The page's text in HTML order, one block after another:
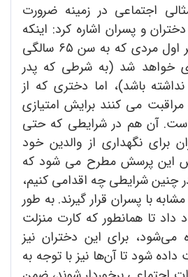
اجتماعی در زمینه ضرورت
و پسران اشاره کرد: اینکه
طبق قانون کشور پسر اول مردی که به سن ۶۵ سالگی
خواهد شد (به شرطی که پدر
نداشته باشد)، اما دختری که از
می کنند برایش امتیازی
است. آن هم در شرایطی که حتی
برای نگهداری از والدین خود
این پرسش مطرح می شود که
در چنین شرایطی چه اقدامی کنیم،
با پسران قرار گیرند. به طور
داد تا همانطور که کارت منزلت
می‌شود، برای این دختران نیز
شود تا آن‌ها نیز با توجه به